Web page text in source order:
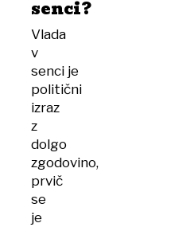
senci?
Vlada
v
senci je
politični
izraz
z
dolgo
zgodovino,
prvič
se
je